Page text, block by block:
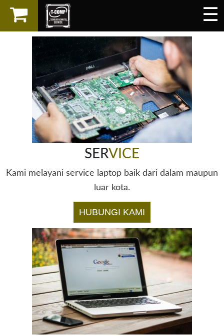
☰
×
LAPTOP
SPAREPART
AKSESORIS
SERVICES
SERVICE
Kami melayani service laptop baik dari dalam maupun
luar kota.
HUBUNGI KAMI